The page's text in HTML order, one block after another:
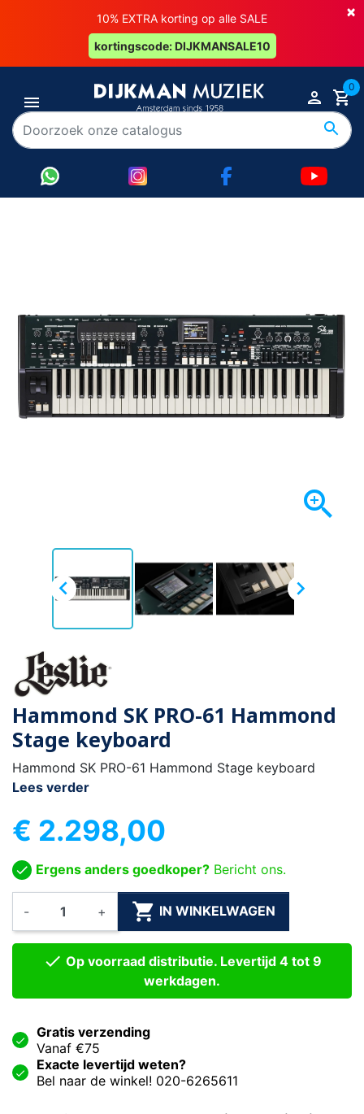
×
10% EXTRA korting op alle SALE
kortingscode: DIJKMANSALE10
0

 
Hammond SK PRO-61 Hammond
Stage keyboard
Hammond SK PRO-61 Hammond Stage keyboard
Lees verder
€ 2.298,00
Ergens anders goedkoper? Bericht ons.
- +  IN WINKELWAGEN
 Op voorraad distributie. Levertijd 4 tot 9
werkdagen.
Gratis verzending
Vanaf €75
Exacte levertijd weten?
Bel naar de winkel! 020-6265611